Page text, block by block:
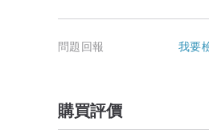
問題回報 我要
購買評價